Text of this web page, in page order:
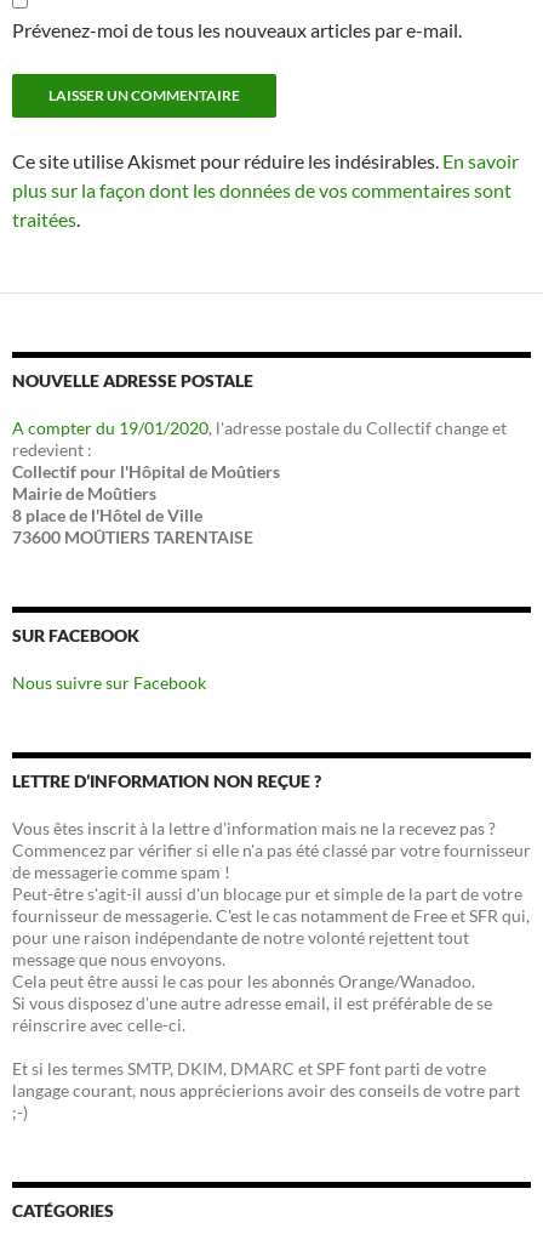
Prévenez-moi de tous les nouveaux articles par e-mail.
Ce site utilise Akismet pour réduire les indésirables. En savoir
plus sur la façon dont les données de vos commentaires sont
traitées.
NOUVELLE ADRESSE POSTALE
A compter du 19/01/2020, l'adresse postale du Collectif change et
redevient :
Collectif pour l'Hôpital de Moûtiers
Mairie de Moûtiers
8 place de l'Hôtel de Ville
73600 MOÛTIERS TARENTAISE
SUR FACEBOOK
Nous suivre sur Facebook
LETTRE D’INFORMATION NON REÇUE ?
Vous êtes inscrit à la lettre d'information mais ne la recevez pas ?
Commencez par vérifier si elle n'a pas été classé par votre fournisseur
de messagerie comme spam !
Peut-être s'agit-il aussi d'un blocage pur et simple de la part de votre
fournisseur de messagerie. C'est le cas notamment de Free et SFR qui,
pour une raison indépendante de notre volonté rejettent tout
message que nous envoyons.
Cela peut être aussi le cas pour les abonnés Orange/Wanadoo.
Si vous disposez d'une autre adresse email, il est préférable de se
réinscrire avec celle-ci.
Et si les termes SMTP, DKIM, DMARC et SPF font parti de votre
langage courant, nous apprécierions avoir des conseils de votre part
;-)
CATÉGORIES